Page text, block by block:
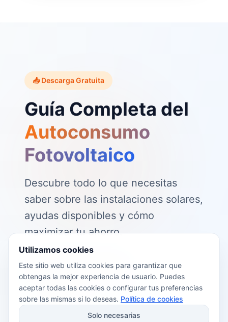
📥 Descarga Gratuita
Guía Completa del
Autoconsumo
Fotovoltaico
Descubre todo lo que necesitas
saber sobre las instalaciones solares,
ayudas disponibles y cómo
maximizar tu ahorro.
📖 Contenido de la guía:
Cómo funciona el autoconsumo
fotovoltaico
Ayudas y subvenciones disponibles en
Utilizamos cookies
Este sitio web utiliza cookies para garantizar que
obtengas la mejor experiencia de usuario. Puedes
aceptar todas las cookies o configurar tus preferencias
sobre las mismas si lo deseas. Política de cookies
Solo necesarias